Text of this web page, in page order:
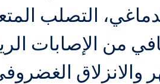
التصلب
من الإصابات
والانزلاق